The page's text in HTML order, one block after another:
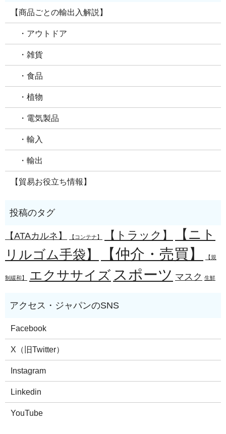
【商品ごとの輸出入解説】
・アウトドア
・雑貨
・食品
・植物
・電気製品
・輸入
・輸出
【貿易お役立ち情報】
【ATAカルネ】 【コンテナ】 【トラック】
【ニト
リルゴム手袋】
【仲介・売買】 【規
制緩和】 エクササイズ スポーツ マスク 生鮮
Facebook
X（旧Twitter）
Instagram
Linkedin
YouTube